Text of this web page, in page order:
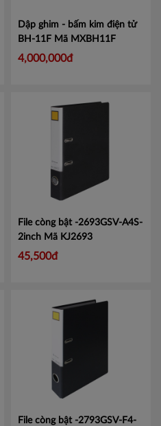
Dập ghim - bấm kim điện tử
BH-11F Mã MXBH11F
4,000,000đ
File còng bật -2693GSV-A4S-
2inch Mã KJ2693
45,500đ
File còng bật -2793GSV-F4-